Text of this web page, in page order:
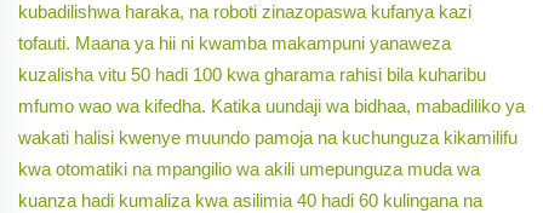
kubadilishwa haraka, na roboti zinazopaswa kufanya kazi
tofauti. Maana ya hii ni kwamba makampuni yanaweza
kuzalisha vitu 50 hadi 100 kwa gharama rahisi bila kuharibu
mfumo wao wa kifedha. Katika uundaji wa bidhaa, mabadiliko ya
wakati halisi kwenye muundo pamoja na kuchunguza kikamilifu
kwa otomatiki na mpangilio wa akili umepunguza muda wa
kuanza hadi kumaliza kwa asilimia 40 hadi 60 kulingana na